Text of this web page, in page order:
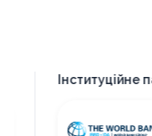
Інституційне